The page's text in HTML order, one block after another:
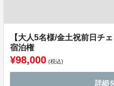
【大人5名様/金土祝前日チ
宿泊権
¥98,000 (税込)
詳細